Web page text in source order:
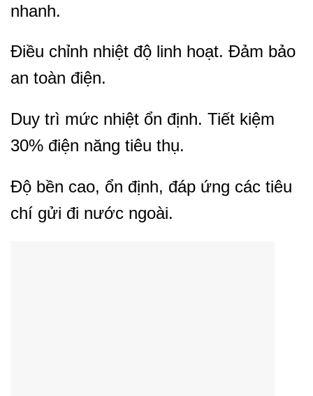
nhanh.
Điều chỉnh nhiệt độ linh hoạt. Đảm bảo
an toàn điện.
Duy trì mức nhiệt ổn định. Tiết kiệm
30% điện năng tiêu thụ.
Độ bền cao, ổn định, đáp ứng các tiêu
chí gửi đi nước ngoài.